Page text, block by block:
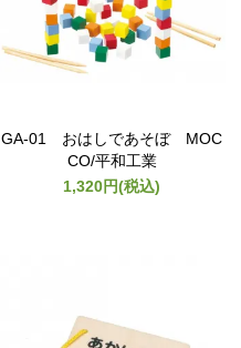
GA-01 おはしであそぼ MOC
CO/平和工業
1,320円(税込)